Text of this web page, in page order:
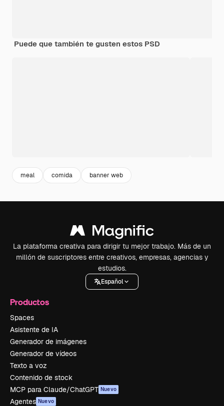
Puede que también te gusten estos PSD
meal comida banner web
La plataforma creativa para dirigir tu mejor trabajo. Más de un
millón de suscriptores entre creativos, empresas, agencias y
estudios.
Español
Productos
Spaces
Asistente de IA
Generador de imágenes
Generador de vídeos
Texto a voz
Contenido de stock
MCP para Claude/ChatGPT Nuevo
Agentes Nuevo